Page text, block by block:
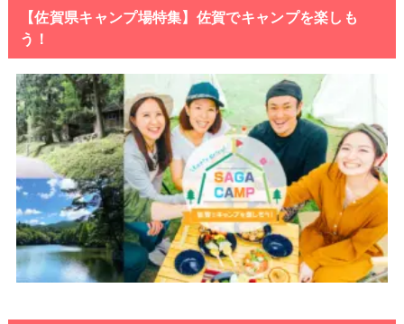
【佐賀県キャンプ場特集】佐賀でキャンプを楽しも
う！